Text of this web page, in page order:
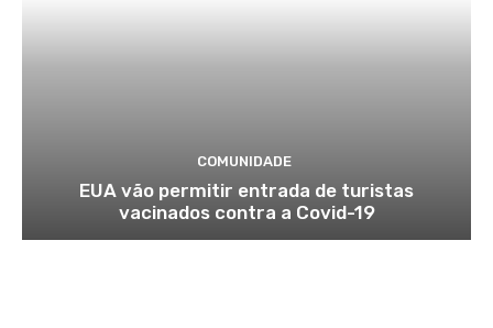
COMUNIDADE
EUA vão permitir entrada de turistas
vacinados contra a Covid-19